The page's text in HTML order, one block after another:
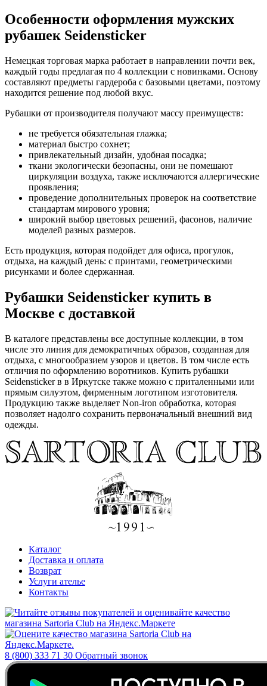
Особенности оформления мужских
рубашек Seidensticker
Немецкая торговая марка работает в направлении почти век,
каждый годы предлагая по 4 коллекции с новинками. Основу
составляют предметы гардероба с базовыми цветами, поэтому
находится решение под любой вкус.
Рубашки от производителя получают массу преимуществ:
не требуется обязательная глажка;
материал быстро сохнет;
привлекательный дизайн, удобная посадка;
ткани экологически безопасны, они не помешают
циркуляции воздуха, также исключаются аллергические
проявления;
проведение дополнительных проверок на соответствие
стандартам мирового уровня;
широкий выбор цветовых решений, фасонов, наличие
моделей разных размеров.
Есть продукция, которая подойдет для офиса, прогулок,
отдыха, на каждый день: с принтами, геометрическими
рисунками и более сдержанная.
Рубашки Seidensticker купить в
Москве с доставкой
В каталоге представлены все доступные коллекции, в том
числе это линия для демократичных образов, созданная для
отдыха, с многообразием узоров и цветов. В том числе есть
отличия по оформлению воротников. Купить рубашки
Seidensticker в в Иркутске также можно с приталенными или
прямым силуэтом, фирменным логотипом изготовителя.
Продукцию также выделяет Non-iron обработка, которая
позволяет надолго сохранить первоначальный внешний вид
одежды.
Каталог
Доставка и оплата
Возврат
Услуги ателье
Контакты
8 (800) 333 71 30 Обратный звонок